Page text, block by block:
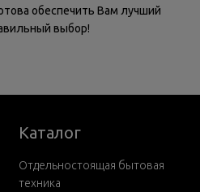
обеспечить Вам лучший
выбор!
Каталог
Отдельностоящая бытовая
техника